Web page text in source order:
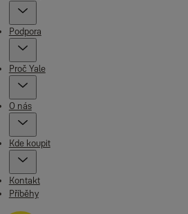
Podpora
Proč Yale
O nás
Kde koupit
Kontakt
Příběhy